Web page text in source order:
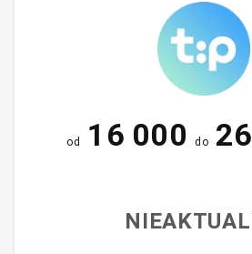
od 16 000 do